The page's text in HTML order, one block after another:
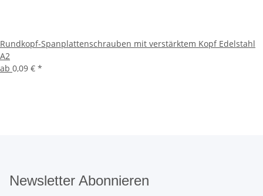
Rundkopf-Spanplattenschrauben mit verstärktem Kopf Edelstahl
A2
ab 0,09 € *
Newsletter Abonnieren